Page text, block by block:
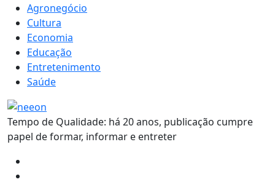
Agronegócio
Cultura
Economia
Educação
Entretenimento
Saúde
Tempo de Qualidade: há 20 anos, publicação cumpre
papel de formar, informar e entreter